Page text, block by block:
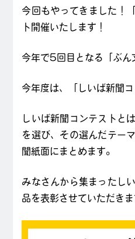
今回もやってきました！
ト開催いたします！
今年で5回目となる「ぶん
今年度は、「しいば新聞
しいば新聞コンテストと
を選び、その選んだテー
聞紙面にまとめます。
みなさんから集まったし
品を表彰させていただき